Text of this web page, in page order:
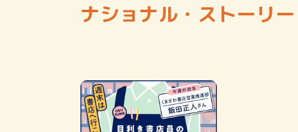
ナショナル・ストーリ